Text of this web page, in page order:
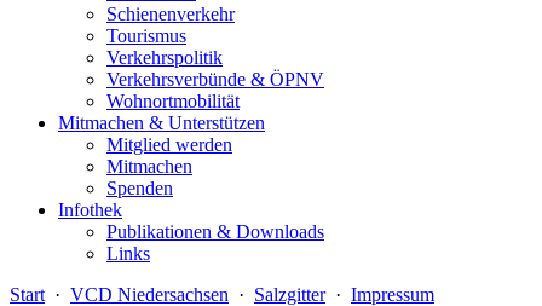
Schienenverkehr
Tourismus
Verkehrspolitik
Verkehrsverbünde & ÖPNV
Wohnortmobilität
Mitmachen & Unterstützen
Mitglied werden
Mitmachen
Spenden
Infothek
Publikationen & Downloads
Links
Start · VCD Niedersachsen · Salzgitter· Impressum